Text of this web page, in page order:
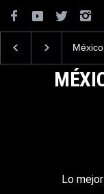
La
la
Lo